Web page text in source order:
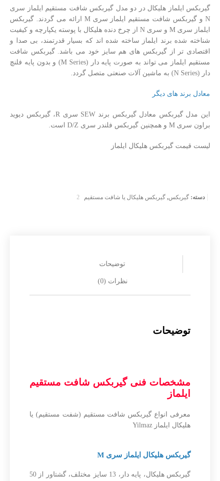
گیربکس ایلماز هلیکال در دو مدل گیربکس شافت مستقیم ایلماز سری
N و گیربکس شافت مستقیم ایلماز سری M ارائه می گردند. گیربکس
ایلماز سری M و سری N از چرخ دنده هلیکال با پوسته یکپارچه و کیفیت
شناخته شده برند ایلماز ساخته شده اند که بسیار قدرتمند، بی صدا و
اقتصادی تر از گیربکس های هم سایز خود می باشد. گیربکس شافت
مستقیم ایلماز می تواند به صورت پایه دار (M Series) و بدون پایه فلنچ
دار (N Series) به ماشین آلات صنعتی متصل گردد.
معادل برند های دیگر
این مدل گیربکس معادل گیربکس برند SEW سری R، گیربکس دیوید
براون سری M و همچنین گیربکس فلندر سری D/Z است.
لیست قیمت گیربکس هلیکال ایلماز
دسته: گیربکس, گیربکس هلیکال یا شافت مستقیم
توضیحات
نظرات (0)
توضیحات
مشخصات فنی گیربکس شافت مستقیم
ایلماز
معرفی انواع گیربکس شافت مستقیم (شفت مستقیم) یا
هلیکال ایلماز Yilmaz
گیربکس هلیکال ایلماز سری M
گیربکس هلیکال، پایه دار، 13 سایز مختلف، گشتاور از 50